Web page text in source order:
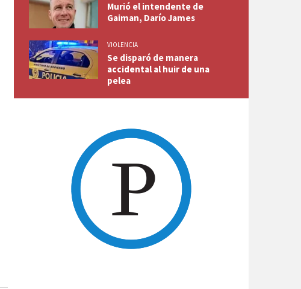
Murió el intendente de
Gaiman, Darío James
VIOLENCIA
Se disparó de manera
accidental al huir de una
pelea